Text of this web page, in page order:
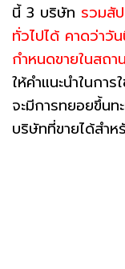
นี้ 3 บริษัท รวมสั
ทั่วไปได้ คาดว่าวั
กำหนดขายในสถ
ให้คำแนะนำในกา
จะมีการทยอยขึ้น
บริษัทที่ขายได้สำห